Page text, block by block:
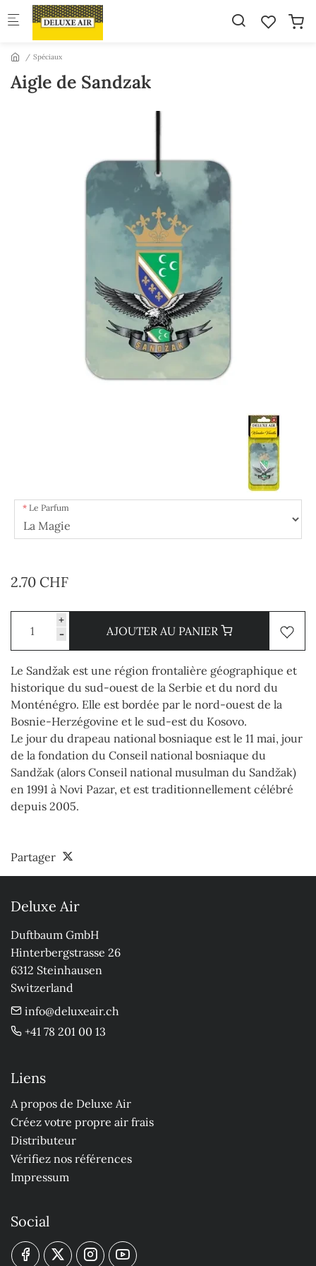
Skip to main content
Spéciaux
Aigle de Sandzak
Le Parfum
2.70 CHF
+
-
AJOUTER AU PANIER
Le Sandžak est une région frontalière géographique et
historique du sud-ouest de la Serbie et du nord du
Monténégro. Elle est bordée par le nord-ouest de la
Bosnie-Herzégovine et le sud-est du Kosovo.
Le jour du drapeau national bosniaque est le 11 mai, jour
de la fondation du Conseil national bosniaque du
Sandžak (alors Conseil national musulman du Sandžak)
en 1991 à Novi Pazar, et est traditionnellement célébré
depuis 2005.
Partager
Deluxe Air
Duftbaum GmbH
Hinterbergstrasse 26
6312 Steinhausen
Switzerland
info@deluxeair.ch
+41 78 201 00 13
Liens
A propos de Deluxe Air
Créez votre propre air frais
Distributeur
Vérifiez nos références
Impressum
Social